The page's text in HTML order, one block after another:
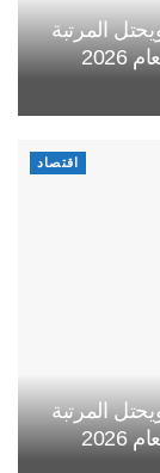
المرتبة
اقتصاد
المرتبة